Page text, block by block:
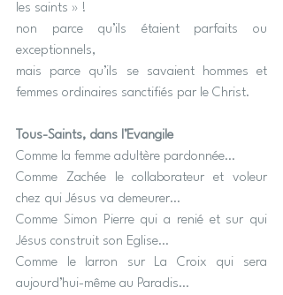
les saints » !
non parce qu’ils étaient parfaits ou
exceptionnels,
mais parce qu’ils se savaient hommes et
femmes ordinaires sanctifiés par le Christ.
Tous-Saints, dans l’Evangile
Comme la femme adultère pardonnée…
Comme Zachée le collaborateur et voleur
chez qui Jésus va demeurer…
Comme Simon Pierre qui a renié et sur qui
Jésus construit son Eglise…
Comme le larron sur La Croix qui sera
aujourd’hui-même au Paradis…